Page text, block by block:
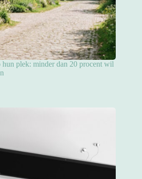
hun plek: minder dan 20 procent wil